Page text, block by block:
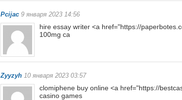
Pcijac 9 января 2023 14:56
hire essay writer <a href="https://
100mg ca
Zyyzyh 10 января 2023 03:57
clomiphene buy online <a href="https://
casino games